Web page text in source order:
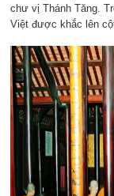
chư vị Thánh Tăng.
Việt được khắc lên